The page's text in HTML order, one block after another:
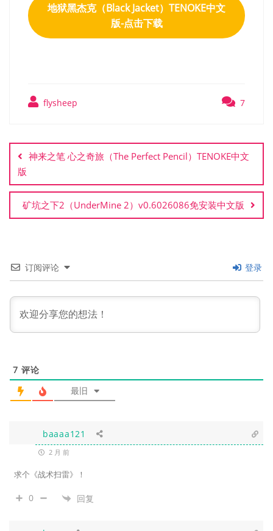
地狱黑杰克（Black Jacket）TENOKE中文
版-点击下载
flysheep 7
章
导
航
神来之笔 心之奇旅（The Perfect Pencil）TENOKE中文
版
矿坑之下2（UnderMine 2）v0.6026086免安装中文版
订阅评论 登录
7 评论
最旧
baaaa121
2 月 前
求个《战术扫雷》！
0 回复